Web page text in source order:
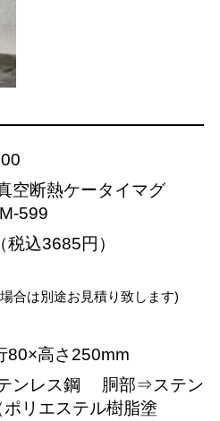
空断熱ケータイマグ
599
（税込3685円）
合は別途お見積り致します)
80×高さ250mm
ンレス鋼 胴部⇒ステン
ポリエステル樹脂塗